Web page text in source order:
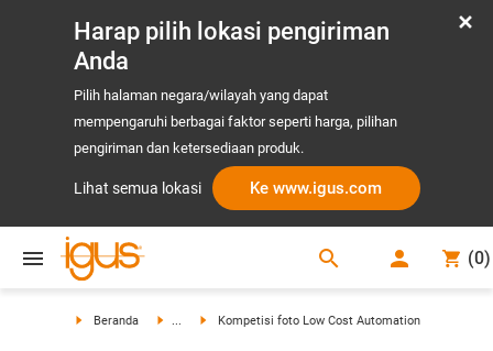
Harap pilih lokasi pengiriman
Anda
Pilih halaman negara/wilayah yang dapat
mempengaruhi berbagai faktor seperti harga, pilihan
pengiriman dan ketersediaan produk.
Lihat semua lokasi Ke www.igus.com
search (0)
Beranda ... Kompetisi foto Low Cost Automation